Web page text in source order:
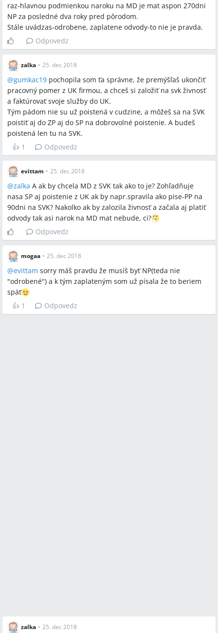
raz-hlavnou podmienkou naroku na MD je mat aspon 270dni
NP za posledné dva roky pred pôrodom.
Stále uvádzas-odrobene, zaplatene odvody-to nie je pravda.
Odpovedz
zalka • 25. dec 2018
@gumkac19 pochopila som ťa správne, že premýšľaš ukončiť
pracovný pomer z UK firmou, a chceš si založiť na svk živnosť
a faktúrovať svoje služby do UK.
Tým pádom nie su už poistená v cudzine, a môžeš sa na SVK
poistiť aj do ZP aj do SP na dobrovolné poistenie. A budeš
poistená len tu na SVK.
👍 1 Odpovedz
evittam • 25. dec 2018
@zalka A ak by chcela MD z SVK tak ako to je? Zohľadňuje
nasa SP aj poistenie z UK ak by napr.spravila ako pise-PP na
90dni na SVK? Nakolko ak by zalozila živnosť a začala aj platiť
odvody tak asi narok na MD mat nebude, ci?
Odpovedz
mogaa • 25. dec 2018
@evittam sorry máš pravdu že musíš byť NP(teda nie
"odrobené") a k tým zaplateným som už písala že to beriem
späť
👍 1 Odpovedz
zalka • 25. dec 2018